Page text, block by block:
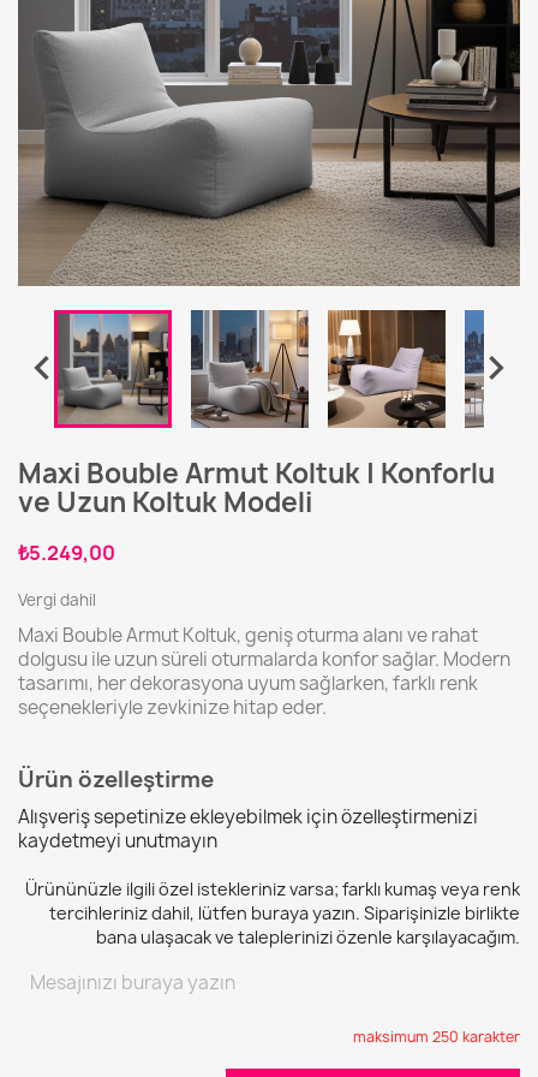
 
Maxi Bouble Armut Koltuk | Konforlu
ve Uzun Koltuk Modeli
₺5.249,00
Vergi dahil
Maxi Bouble Armut Koltuk, geniş oturma alanı ve rahat
dolgusu ile uzun süreli oturmalarda konfor sağlar. Modern
tasarımı, her dekorasyona uyum sağlarken, farklı renk
seçenekleriyle zevkinize hitap eder.
Ürün özelleştirme
Alışveriş sepetinize ekleyebilmek için özelleştirmenizi
kaydetmeyi unutmayın
Ürününüzle ilgili özel istekleriniz varsa; farklı kumaş veya renk
tercihleriniz dahil, lütfen buraya yazın. Siparişinizle birlikte
bana ulaşacak ve taleplerinizi özenle karşılayacağım.
maksimum 250 karakter